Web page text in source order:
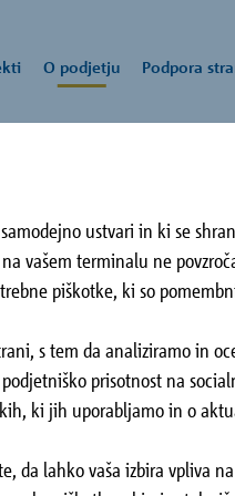
ustvari in ki se
vašem terminalu ne
piškotke, ki so
s tem da analiziramo in
prisotnost na
ki jih uporabljamo in o
da lahko vaša izbira vpliva
za različne
in podporo pri
Pod Pekrsko
O podjetju
osnovno sporočilo našega
Podpora
podporo pri